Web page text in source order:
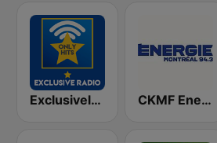
Exclusively Lady Gaga - HITS CKMF Energie Montréal 94.3 FM